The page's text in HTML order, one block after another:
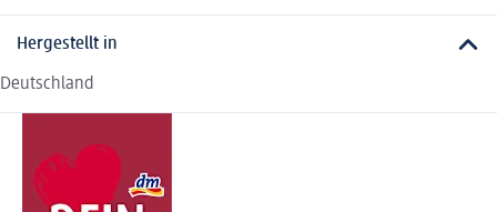
Hergestellt in
Deutschland